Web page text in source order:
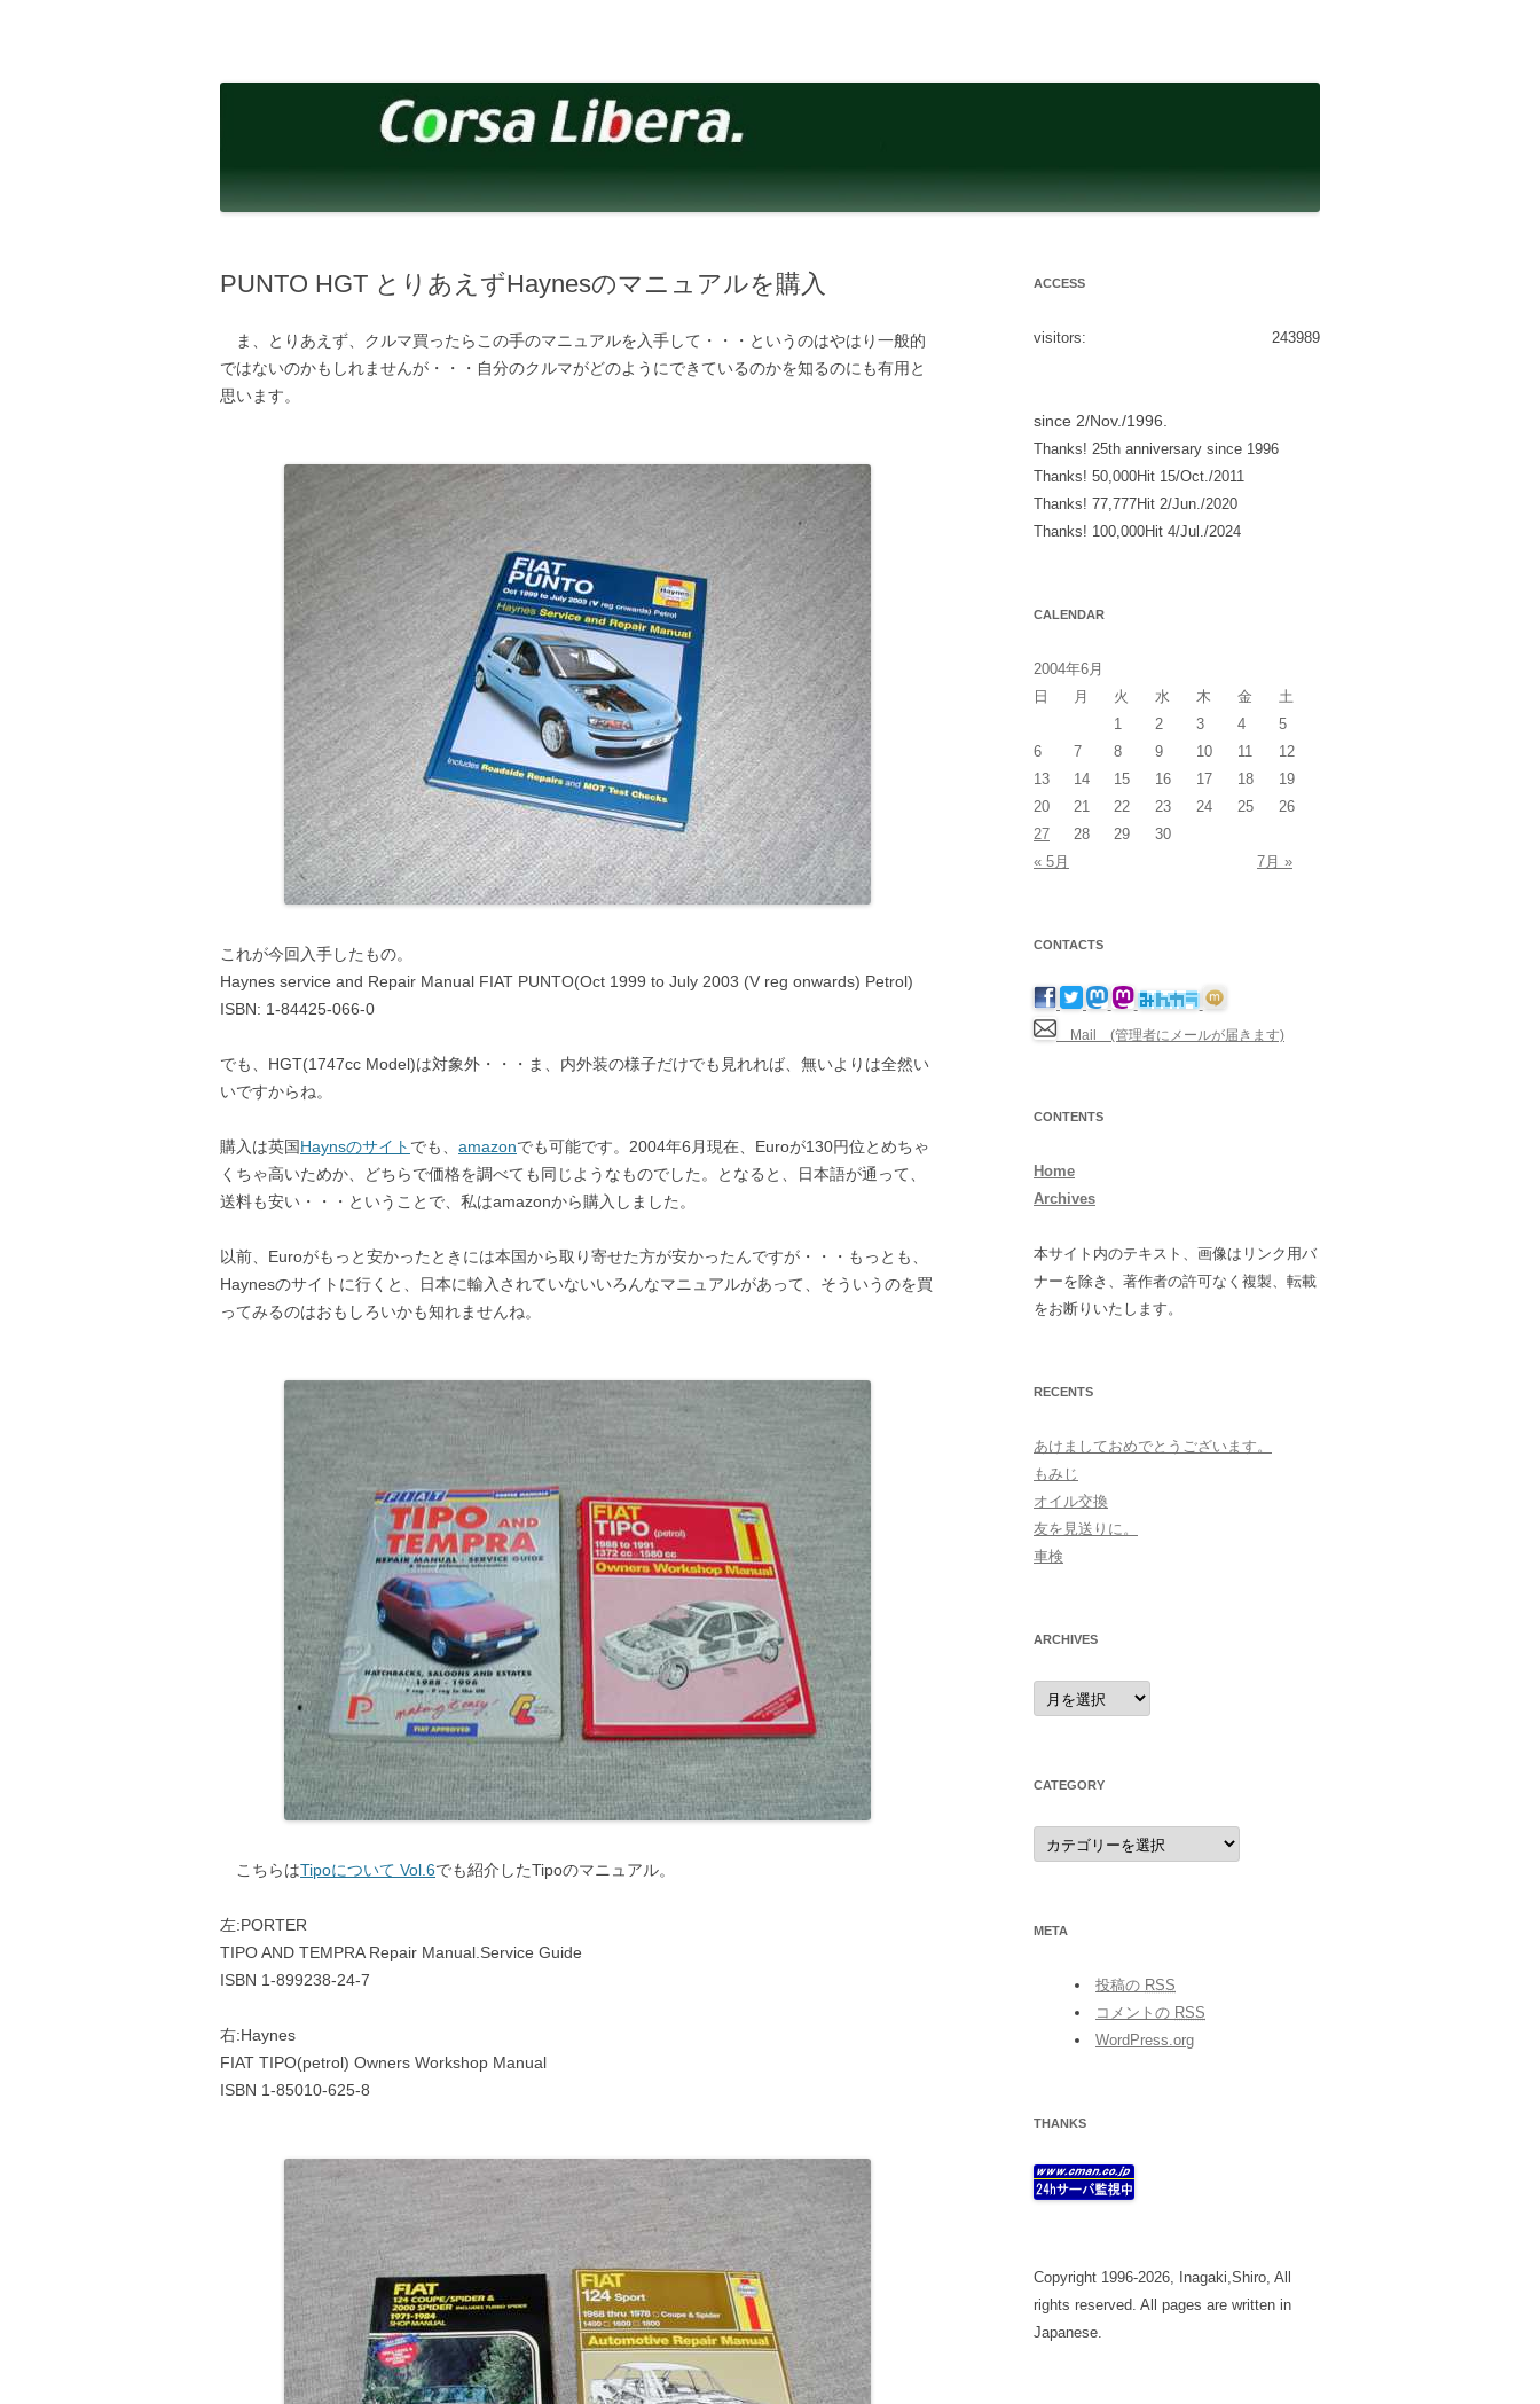
へ
PUNTO HGT とりあえずHaynesのマニュアルを購入
ま、とりあえず、クルマ買ったらこの手のマニュアルを入手して・・・というのはやはり一般的
ではないのかもしれませんが・・・自分のクルマがどのようにできているのかを知るのにも有用と
思います。
これが今回入手したもの。
Haynes service and Repair Manual FIAT PUNTO(Oct 1999 to July 2003 (V reg onwards) Petrol)
ISBN: 1-84425-066-0
でも、HGT(1747cc Model)は対象外・・・ま、内外装の様子だけでも見れれば、無いよりは全然い
いですからね。
購入は英国Haynsのサイト でも、 amazonでも可能です。2004年6月現在、Euroが130円位とめちゃ
くちゃ高いためか、どちらで価格を調べても同じようなものでした。となると、日本語が通って、
送料も安い・・・ということで、私はamazonから購入しました。
以前、Euroがもっと安かったときには本国から取り寄せた方が安かったんですが・・・もっとも、
Haynesのサイトに行くと、日本に輸入されていないいろんなマニュアルがあって、そういうのを買
ってみるのはおもしろいかも知れませんね。
こちらはTipoについて Vol.6でも紹介したTipoのマニュアル。
左:PORTER
TIPO AND TEMPRA Repair Manual.Service Guide
ISBN 1-899238-24-7
右:Haynes
FIAT TIPO(petrol) Owners Workshop Manual
ISBN 1-85010-625-8
ACCESS
243989
visitors:
since 2/Nov./1996.
Thanks! 25th anniversary since 1996
Thanks! 50,000Hit 15/Oct./2011
Thanks! 77,777Hit 2/Jun./2020
Thanks! 100,000Hit 4/Jul./2024
CALENDAR
2004年6月
日
月 火 水 木 金
土
1
2 3 4
5
6
7 8 9 10 11
12
13
14 15 16 17 18
19
20
21 22 23 24 25
26
27
28 29
30
« 5月
7月 »
CONTACTS
Mail (管理者にメールが届きます)
CONTENTS
Home
Archives
本サイト内のテキスト、画像はリンク用バ
ナーを除き、著作者の許可なく複製、転載
をお断りいたします。
RECENTS
あけましておめでとうございます。
もみじ
オイル交換
友を見送りに。
車検
ARCHIVES
archives
CATEGORY
category
META
投稿の RSS
コメントの RSS
WordPress.org
THANKS
Copyright 1996-2026, Inagaki,Shiro, All
rights reserved. All pages are written in
Japanese.